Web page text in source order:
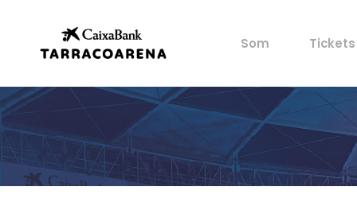
Som
Propietat
Espais
Cultura
Castells
Tickets
Les
Espais
Castells
Esports
Gastronomia
Història